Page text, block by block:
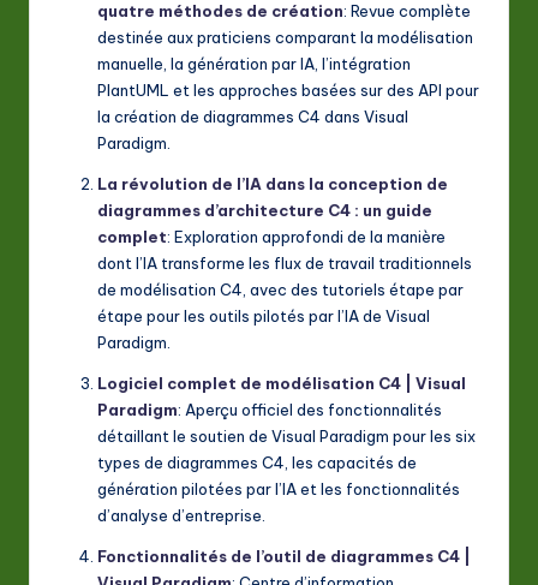
quatre méthodes de création: Revue complète
destinée aux praticiens comparant la modélisation
manuelle, la génération par IA, l’intégration
PlantUML et les approches basées sur des API pour
la création de diagrammes C4 dans Visual
Paradigm.
La révolution de l’IA dans la conception de
diagrammes d’architecture C4 : un guide
complet: Exploration approfondi de la manière
dont l’IA transforme les flux de travail traditionnels
de modélisation C4, avec des tutoriels étape par
étape pour les outils pilotés par l’IA de Visual
Paradigm.
Logiciel complet de modélisation C4 | Visual
Paradigm: Aperçu officiel des fonctionnalités
détaillant le soutien de Visual Paradigm pour les six
types de diagrammes C4, les capacités de
génération pilotées par l’IA et les fonctionnalités
d’analyse d’entreprise.
Fonctionnalités de l’outil de diagrammes C4 |